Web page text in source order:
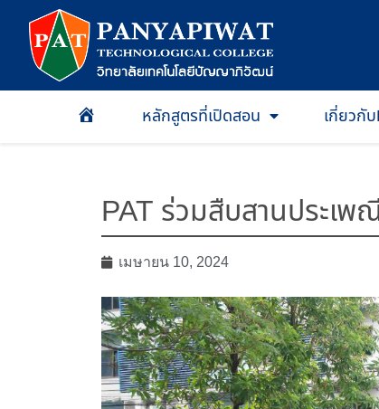
หน้าเเรก
หลักสูตรที่เปิดสอน เกี่ยวกั
PAT ร่วมสืบสานประเ
เมษายน 10, 2024